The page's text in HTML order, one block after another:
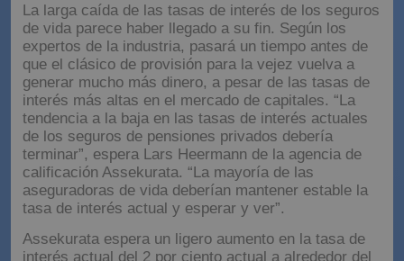
La larga caída de las tasas de interés de los seguros
de vida parece haber llegado a su fin. Según los
expertos de la industria, pasará un tiempo antes de
que el clásico de provisión para la vejez vuelva a
generar mucho más dinero, a pesar de las tasas de
interés más altas en el mercado de capitales. “La
tendencia a la baja en las tasas de interés actuales
de los seguros de pensiones privados debería
terminar”, espera Lars Heermann de la agencia de
calificación Assekurata. “La mayoría de las
aseguradoras de vida deberían mantener estable la
tasa de interés actual y esperar y ver”.
Assekurata espera un ligero aumento en la tasa de
interés actual del 2 por ciento actual a alrededor del